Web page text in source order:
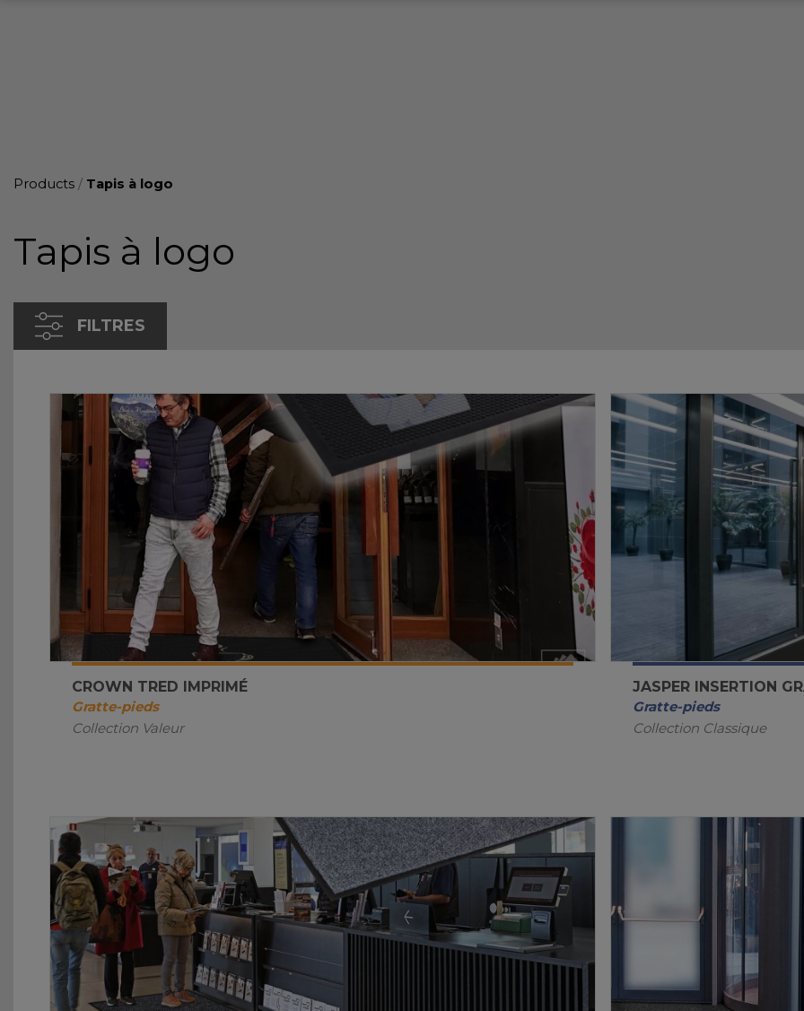
Products / Tapis à logo
Tapis à logo
FILTRES
CROWN TRED IMPRIMÉ
Gratte-pieds
Collection Valeur
JASPER INSERTION
Gratte-pieds
Collection Classique